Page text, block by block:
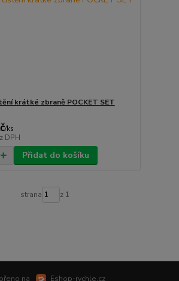
krátké zbraně POCKET SET
/ks
DPH
Přidat do košíku
strana z 1
na Eshop-rychle.cz